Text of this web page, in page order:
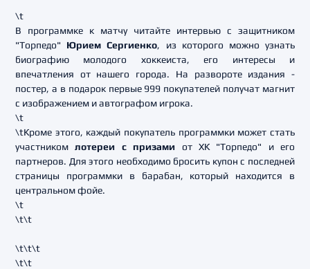
\t
В программке к матчу читайте интервью с защитником
"Торпедо" Юрием Сергиенко, из которого можно узнать
биографию молодого хоккеиста, его интересы и
впечатления от нашего города. На развороте издания -
постер, а в подарок первые 999 покупателей получат магнит
с изображением и автографом игрока.
\t
\tКроме этого, каждый покупатель программки может стать
участникомлотереи с призами от ХК "Торпедо" и его
партнеров. Для этого необходимо бросить купон с последней
страницы программки в барабан, который находится в
центральном фойе.
\t
\t\t
\t\t\t
\t\t